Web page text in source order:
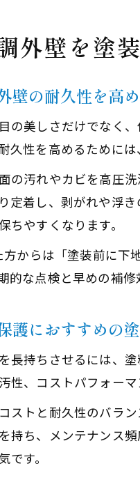
外壁を塗
壁の耐久性を高
の美しさだけでなく
久性を高めるために
の汚れやカビを高圧
定着し、剥がれや浮
ちやすくなります。
方からは「塗装前に
的な点検と早めの補修
護におすすめの
長持ちさせるには、
性、コストパフォー
ストと耐久性のバラ
持ち、メンテナンス
です。